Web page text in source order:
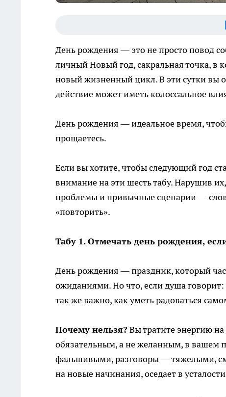
День рождения — это не просто повод
личный Новый год, сакральная точка, в
новый жизненный цикл. В эти сутки вы
действие может иметь колоссальное
День рождения — идеальное время,
прощаетесь.
Если вы хотите, чтобы следующий год
внимание на эти шесть табу. Нарушив
проблемы и привычные сценарии —
«повторить».
Табу 1. Отмечать день рождения,
День рождения — праздник, который
ожиданиями. Но что, если душа говорит:
так же важно, как уметь радоваться
Почему нельзя?Вы тратите энергию
обязательным, а не желанным, в вашем
фальшивыми, разговоры — тяжелыми,
на новые начинания, оседает в